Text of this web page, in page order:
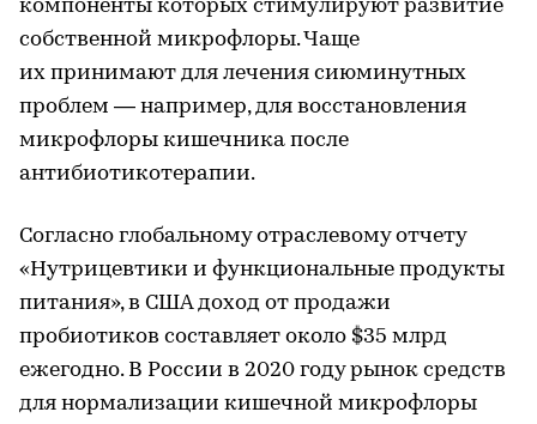
компоненты которых стимулируют развитие
собственной микрофлоры. Чаще
их принимают для лечения сиюминутных
проблем — например, для восстановления
микрофлоры кишечника после
антибиотикотерапии.
Согласно глобальному отраслевому отчету
«Нутрицевтики и функциональные продукты
питания», в США доход от продажи
пробиотиков составляет около $35 млрд
ежегодно. В России в 2020 году рынок средств
для нормализации кишечной микрофлоры